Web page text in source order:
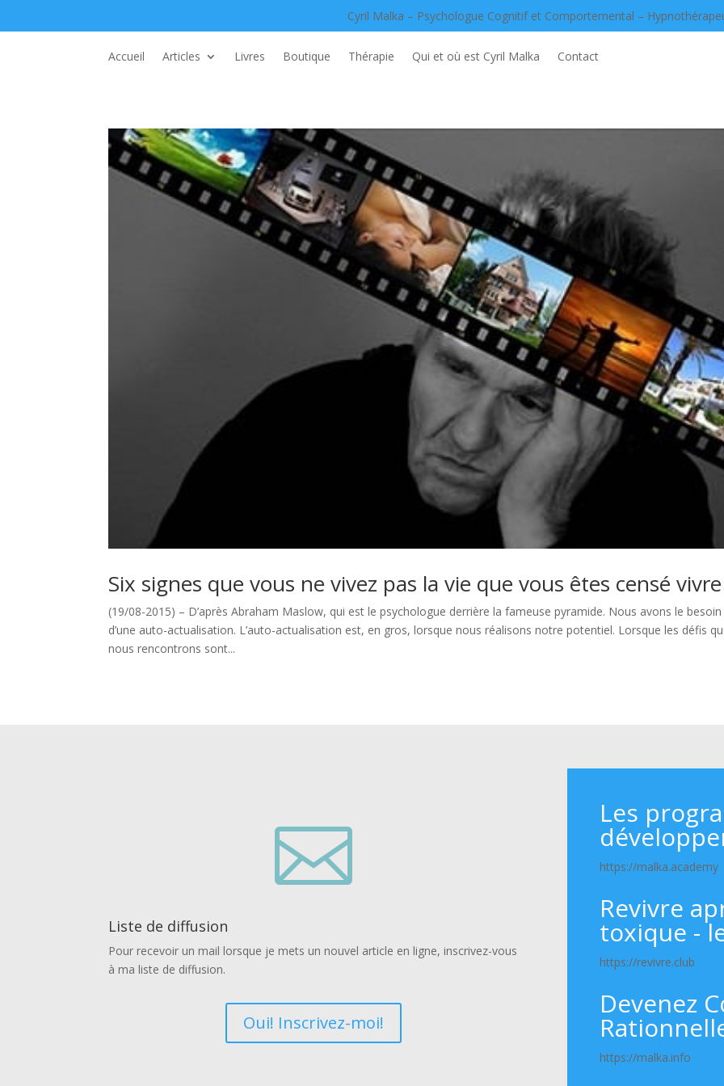
Cyril Malka – Psychologue Cognitif et Comportemental –
Accueil Articles Livres Boutique Thérapie Qui et où est Cyril Malka Contact
Six signes que vous ne vivez pas la vie que vous êtes censé vivre
(19/08-2015) – D’après Abraham Maslow, qui est le psychologue derrière la fameuse pyramide. Nous avons le besoin
d’une auto-actualisation. L’auto-actualisation est, en gros, lorsque nous réalisons notre potentiel. Lorsque les défis
nous rencontrons sont...

Liste de diffusion
Pour recevoir un mail lorsque je mets un nouvel article en ligne, inscrivez-vous
à ma liste de diffusion.
Oui! Inscrivez-moi!
Les
https://malka.academy
Revivre
toxique -
https://revivre.club
Devenez
https://malka.info